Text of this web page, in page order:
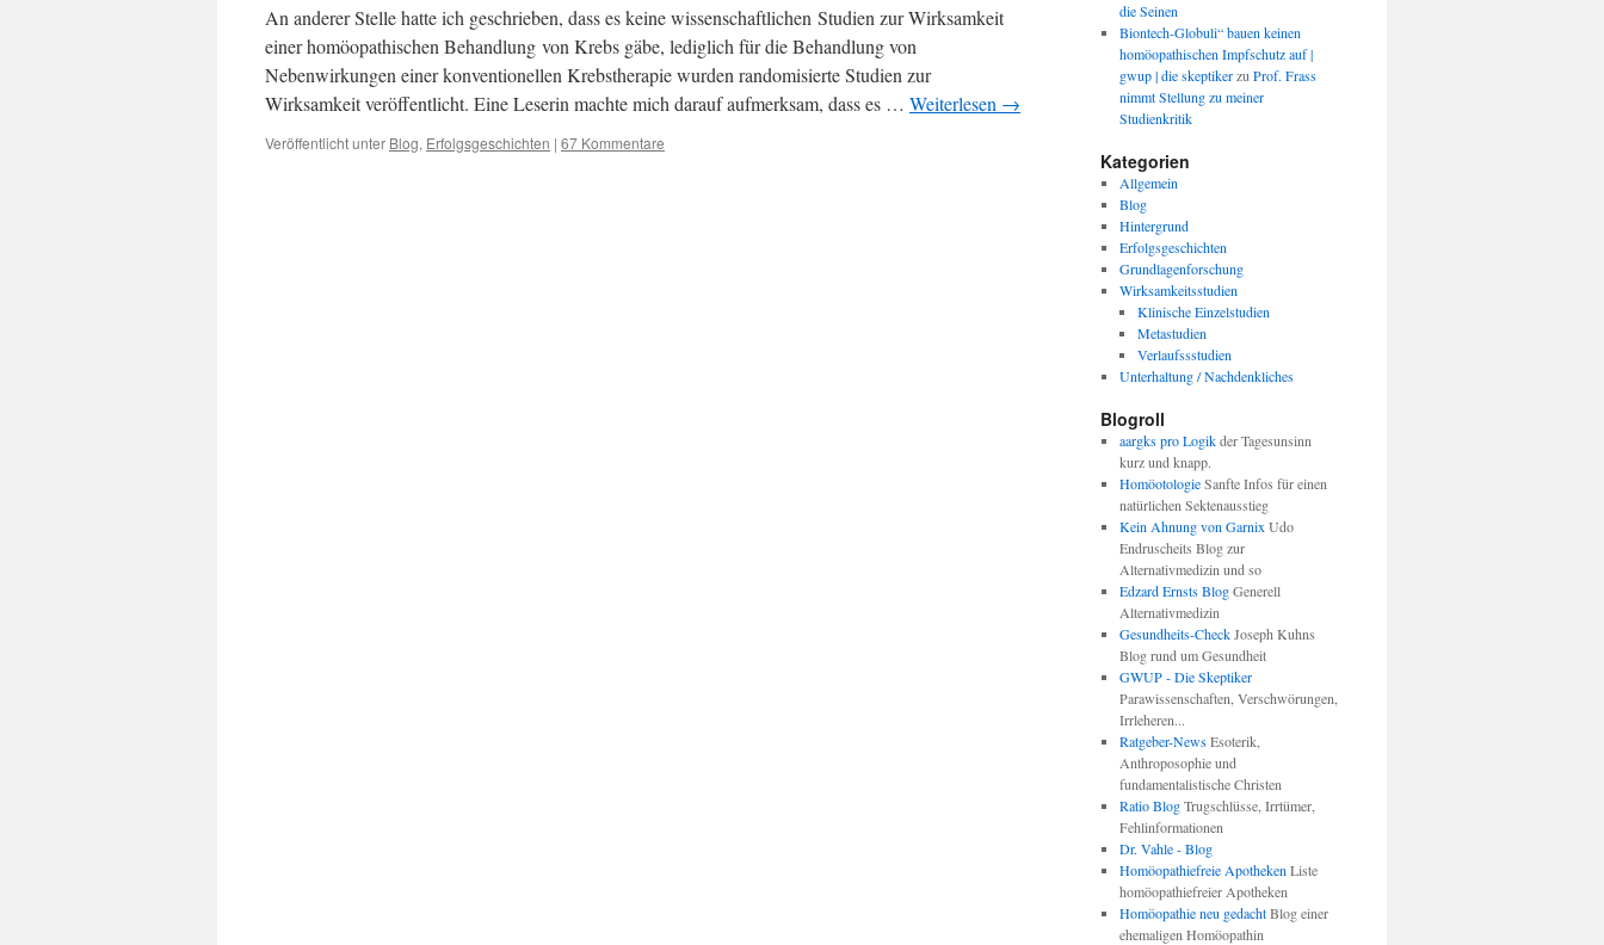
An anderer Stelle hatte ich geschrieben, dass es keine wissenschaftlichen Studien zur Wirksamkeit
einer homöopathischen Behandlung von Krebs gäbe, lediglich für die Behandlung von
Nebenwirkungen einer konventionellen Krebstherapie wurden randomisierte Studien zur
Wirksamkeit veröffentlicht. Eine Leserin machte mich darauf aufmerksam, dass es … Weiterlesen →
Veröffentlicht unter Blog, Erfolgsgeschichten | 67 Kommentare
die Seinen
Biontech-Globuli“ bauen keinen
homöopathischen Impfschutz auf |
gwup | die skeptikerzu Prof. Frass
nimmt Stellung zu meiner
Studienkritik
Kategorien
Allgemein
Blog
Hintergrund
Erfolgsgeschichten
Grundlagenforschung
Wirksamkeitsstudien
Klinische Einzelstudien
Metastudien
Verlaufssstudien
Unterhaltung / Nachdenkliches
Blogroll
aargks pro Logik der Tagesunsinn
kurz und knapp.
Homöotologie Sanfte Infos für einen
natürlichen Sektenausstieg
Kein Ahnung von Garnix Udo
Endruscheits Blog zur
Alternativmedizin und so
Edzard Ernsts Blog Generell
Alternativmedizin
Gesundheits-Check Joseph Kuhns
Blog rund um Gesundheit
GWUP - Die Skeptiker
Parawissenschaften, Verschwörungen,
Irrleheren...
Ratgeber-News Esoterik,
Anthroposophie und
fundamentalistische Christen
Ratio Blog Trugschlüsse, Irrtümer,
Fehlinformationen
Dr. Vahle - Blog
Homöopathiefreie Apotheken Liste
homöopathiefreier Apotheken
Homöopathie neu gedacht Blog einer
ehemaligen Homöopathin